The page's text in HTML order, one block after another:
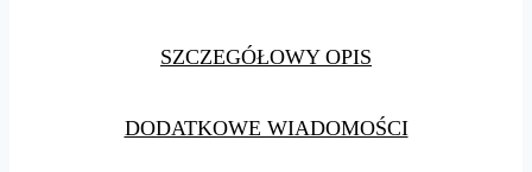
SZCZEGÓŁOWY OPIS
DODATKOWE WIADOMOŚCI